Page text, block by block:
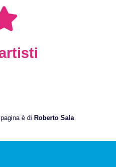
è di Roberto Sala